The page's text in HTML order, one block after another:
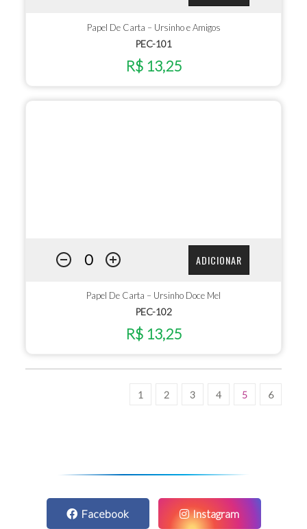
Papel De Carta – Ursinho e Amigos
PEC-101
R$ 13,25
ADICIONAR
Papel De Carta – Ursinho Doce Mel
PEC-102
R$ 13,25
1 2 3 4 5 6
Facebook Instagram